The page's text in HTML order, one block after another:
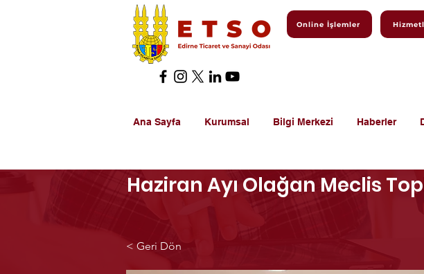
Online İşlemler
Ana Sayfa Kurumsal Bilgi Merkezi Haberler
Haziran Ayı Olağan Meclis
< Geri Dön